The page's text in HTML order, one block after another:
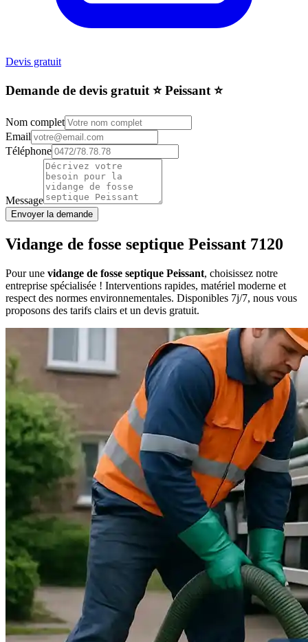
Devis gratuit
Demande de devis gratuit ⭐️ Peissant ⭐️
Nom complet
Email
Téléphone
Message
Envoyer la demande
Vidange de fosse septique Peissant 7120
Pour une vidange de fosse septique Peissant, choisissez notre
entreprise spécialisée ! Interventions rapides, matériel moderne et
respect des normes environnementales. Disponibles 7j/7, nous vous
proposons des tarifs clairs et un devis gratuit.